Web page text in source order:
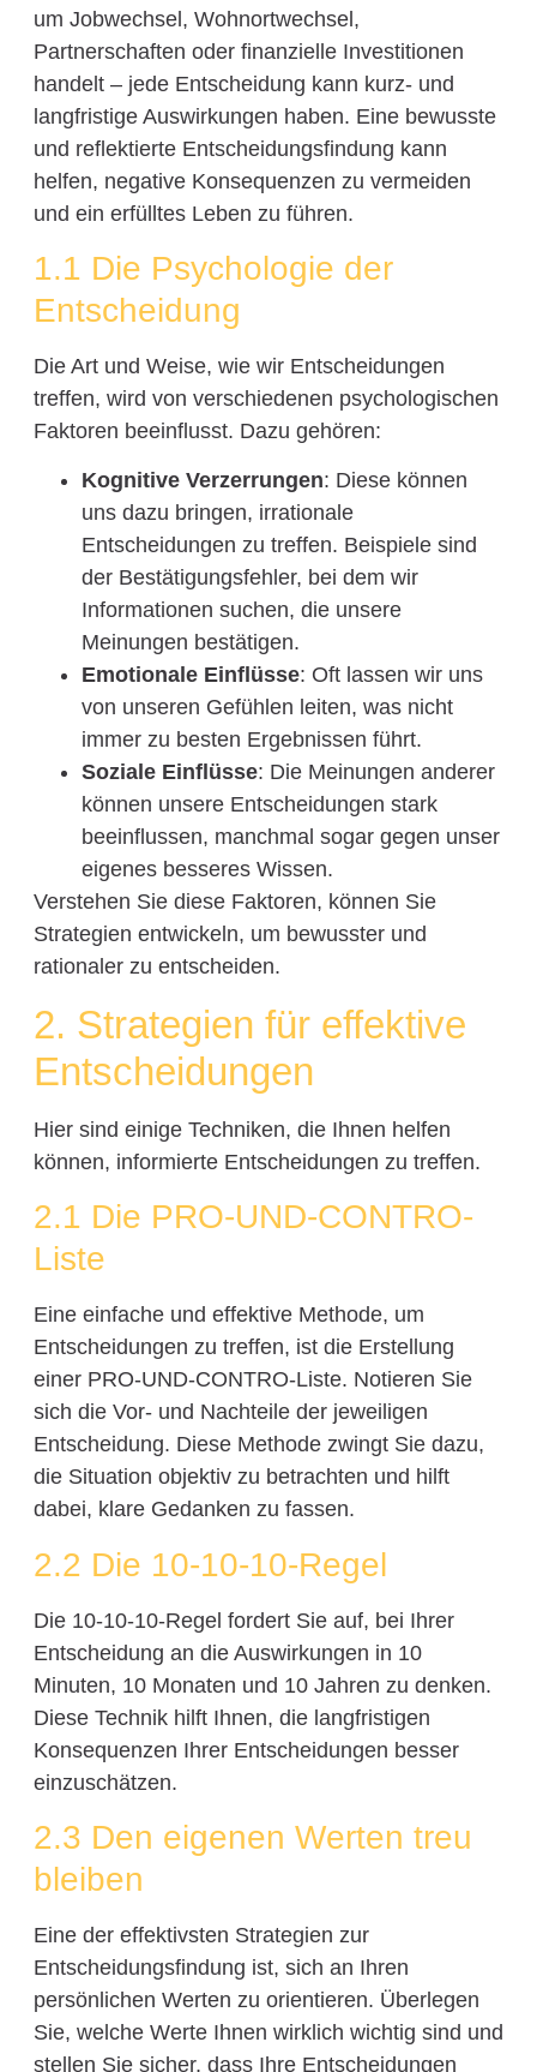
um Jobwechsel, Wohnortwechsel,
Partnerschaften oder finanzielle Investitionen
handelt – jede Entscheidung kann kurz- und
langfristige Auswirkungen haben. Eine bewusste
und reflektierte Entscheidungsfindung kann
helfen, negative Konsequenzen zu vermeiden
und ein erfülltes Leben zu führen.
1.1 Die Psychologie der
Entscheidung
Die Art und Weise, wie wir Entscheidungen
treffen, wird von verschiedenen psychologischen
Faktoren beeinflusst. Dazu gehören:
Kognitive Verzerrungen: Diese können
uns dazu bringen, irrationale
Entscheidungen zu treffen. Beispiele sind
der Bestätigungsfehler, bei dem wir
Informationen suchen, die unsere
Meinungen bestätigen.
Emotionale Einflüsse: Oft lassen wir uns
von unseren Gefühlen leiten, was nicht
immer zu besten Ergebnissen führt.
Soziale Einflüsse: Die Meinungen anderer
können unsere Entscheidungen stark
beeinflussen, manchmal sogar gegen unser
eigenes besseres Wissen.
Verstehen Sie diese Faktoren, können Sie
Strategien entwickeln, um bewusster und
rationaler zu entscheiden.
2. Strategien für effektive
Entscheidungen
Hier sind einige Techniken, die Ihnen helfen
können, informierte Entscheidungen zu treffen.
2.1 Die PRO-UND-CONTRO-
Liste
Eine einfache und effektive Methode, um
Entscheidungen zu treffen, ist die Erstellung
einer PRO-UND-CONTRO-Liste. Notieren Sie
sich die Vor- und Nachteile der jeweiligen
Entscheidung. Diese Methode zwingt Sie dazu,
die Situation objektiv zu betrachten und hilft
dabei, klare Gedanken zu fassen.
2.2 Die 10-10-10-Regel
Die 10-10-10-Regel fordert Sie auf, bei Ihrer
Entscheidung an die Auswirkungen in 10
Minuten, 10 Monaten und 10 Jahren zu denken.
Diese Technik hilft Ihnen, die langfristigen
Konsequenzen Ihrer Entscheidungen besser
einzuschätzen.
2.3 Den eigenen Werten treu
bleiben
Eine der effektivsten Strategien zur
Entscheidungsfindung ist, sich an Ihren
persönlichen Werten zu orientieren. Überlegen
Sie, welche Werte Ihnen wirklich wichtig sind und
stellen Sie sicher, dass Ihre Entscheidungen